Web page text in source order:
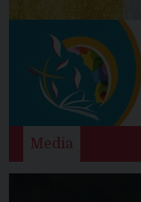
Media